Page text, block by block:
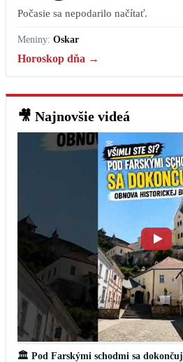
Počasie sa nepodarilo načítať.
Meniny: Oskar
Horoskop dňa →
🎥 Najnovšie videá
🏛️ Pod Farskými schodmi sa